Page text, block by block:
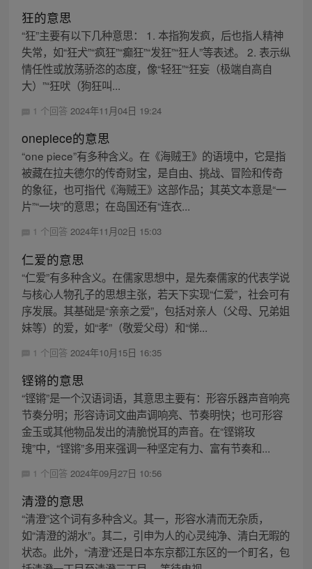
狂的意思
“狂”主要有以下几种意思： 1. 本指狗发疯，后也指人精神
失常，如“狂犬”“疯狂”“癫狂”“发狂”“狂人”等表述。 2. 表示纵
情任性或放荡骄恣的态度，像“轻狂”“狂妄（极端自高自
大）”“狂吠（狗狂叫...
1 个回答 2024年11月04日 19:24
onepiece的意思
“one piece”有多种含义。在《海贼王》的语境中，它是指
被藏在拉夫德尔的传奇财宝，是自由、挑战、冒险和传奇
的象征，也可指代《海贼王》这部作品；其英文本意是“一
片”“一块”的意思；在岛国还有“连衣...
1 个回答 2024年11月02日 15:03
仁爱的意思
“仁爱”有多种含义。在儒家思想中，是先秦儒家的代表学说
与核心人物孔子的思想主张，若天下实现“仁爱”，社会可有
序发展。其基础是“亲亲之爱”，包括对亲人（父母、兄弟姐
妹等）的爱，如“孝”（敬爱父母）和“悌...
1 个回答 2024年10月15日 16:35
铿锵的意思
“铿锵”是一个汉语词语，其意思主要有：形容乐器声音响亮
节奏分明；形容诗词文曲声调响亮、节奏明快；也可形容
金玉或其他物品发出的清脆悦耳的声音。在“铿锵玫
瑰”中，“铿锵”多用来强调一种坚定有力、富有节奏和...
1 个回答 2024年09月27日 10:56
清澄的意思
“清澄”这个词有多种含义。其一，形容水清而无杂质，
如“清澄的湖水”。其二，引申为人的心灵纯净、清白无暇的
状态。此外，“清澄”还是日本东京都江东区的一个町名，包